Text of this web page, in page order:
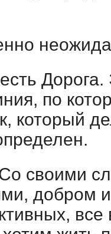
по
который
своими
добром
все